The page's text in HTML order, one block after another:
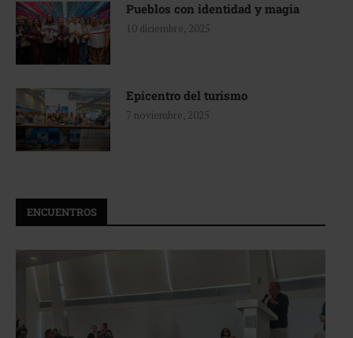
Pueblos con identidad y magia
10 diciembre, 2025
Epicentro del turismo
7 noviembre, 2025
ENCUENTROS